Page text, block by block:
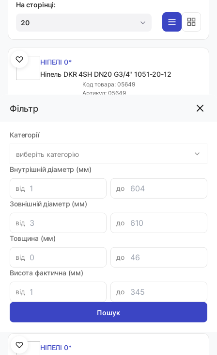
Фільтр
Категорії
виберіть категорію
Внутрішній діаметр (мм)
від
до
Зовнішній діаметр (мм)
від
до
Товщина (мм)
від
до
Висота фактична (мм)
від до
На сторінці:
20
НІПЕЛІ 0*
Ніпель DKR 4SH DN20 G3/4" 1051-20-12
Код товара: 05649
Артикул: 05649
НІПЕЛІ 0*
Ніпель DKR 4SH DN25 G1" 1051-25-16
Код товара: 05653
Артикул: 0050H16-16
Луцьк: 3
Ніпель DKR 4SH DN32 G1 1/4" 1051-32-20
Код товара: 05656
Артикул: H1420812-202000
Луцьк: 1
НІПЕЛІ 0*